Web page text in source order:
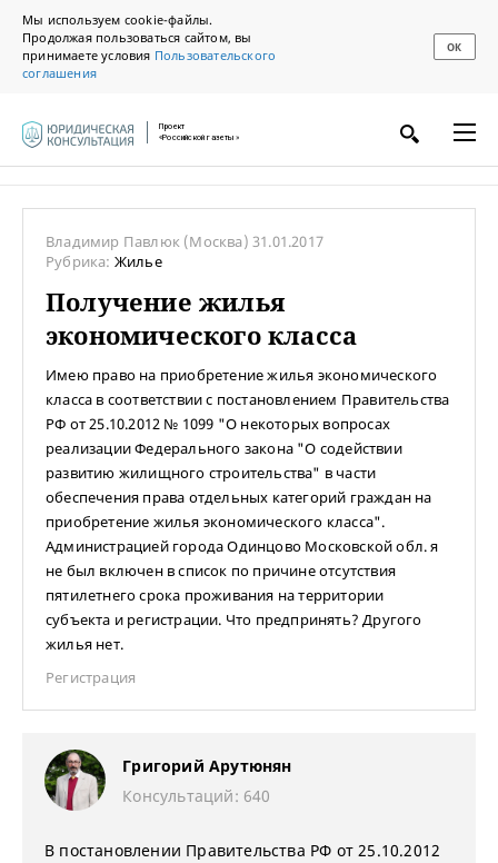
Мы используем cookie-файлы.
Продолжая пользоваться сайтом, вы
принимаете условия Пользовательского
соглашения
ОК
Проект
«Российской газеты»
Владимир Павлюк (Москва) 31.01.2017
Рубрика: Жилье
Получение жилья
экономического класса
Имею право на приобретение жилья экономического
класса в соответствии с постановлением Правительства
РФ от 25.10.2012 № 1099 "О некоторых вопросах
реализации Федерального закона "О содействии
развитию жилищного строительства" в части
обеспечения права отдельных категорий граждан на
приобретение жилья экономического класса".
Администрацией города Одинцово Московской обл. я
не был включен в список по причине отсутствия
пятилетнего срока проживания на территории
субъекта и регистрации. Что предпринять? Другого
жилья нет.
Регистрация
Григорий Арутюнян
Консультаций: 640
В постановлении Правительства РФ от 25.10.2012